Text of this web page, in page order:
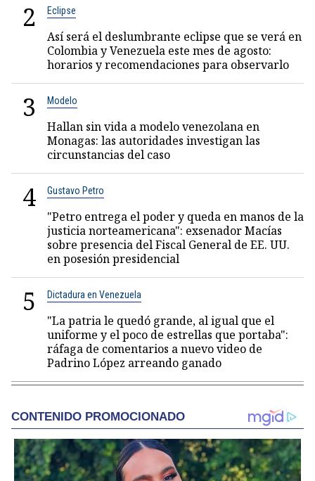
2 Eclipse
Así será el deslumbrante eclipse que se verá en
Colombia y Venezuela este mes de agosto:
horarios y recomendaciones para observarlo
3 Modelo
Hallan sin vida a modelo venezolana en
Monagas: las autoridades investigan las
circunstancias del caso
4 Gustavo Petro
"Petro entrega el poder y queda en manos de la
justicia norteamericana": exsenador Macías
sobre presencia del Fiscal General de EE. UU.
en posesión presidencial
5 Dictadura en Venezuela
"La patria le quedó grande, al igual que el
uniforme y el poco de estrellas que portaba":
ráfaga de comentarios a nuevo video de
Padrino López arreando ganado